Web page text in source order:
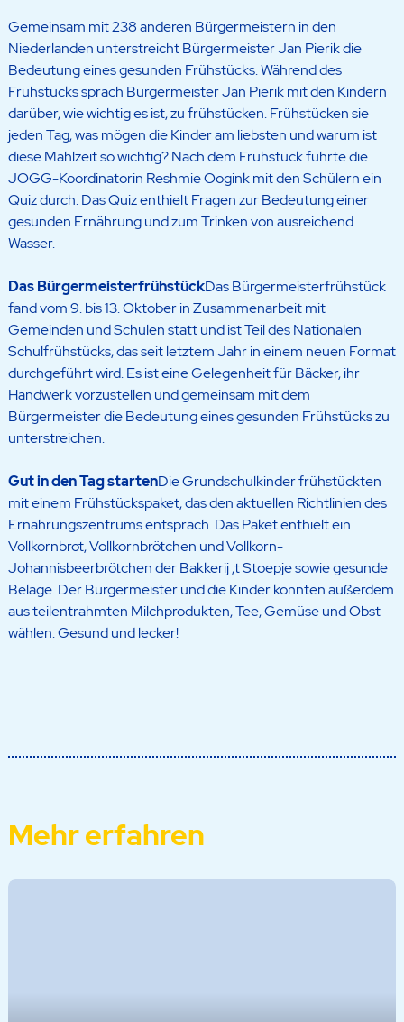
Gemeinsam mit 238 anderen Bürgermeistern in den
Niederlanden unterstreicht Bürgermeister Jan Pierik die
Bedeutung eines gesunden Frühstücks. Während des
Frühstücks sprach Bürgermeister Jan Pierik mit den Kindern
darüber, wie wichtig es ist, zu frühstücken. Frühstücken sie
jeden Tag, was mögen die Kinder am liebsten und warum ist
diese Mahlzeit so wichtig? Nach dem Frühstück führte die
JOGG-Koordinatorin Reshmie Oogink mit den Schülern ein
Quiz durch. Das Quiz enthielt Fragen zur Bedeutung einer
gesunden Ernährung und zum Trinken von ausreichend
Wasser.
Das BürgermeisterfrühstückDas Bürgermeisterfrühstück
fand vom 9. bis 13. Oktober in Zusammenarbeit mit
Gemeinden und Schulen statt und ist Teil des Nationalen
Schulfrühstücks, das seit letztem Jahr in einem neuen Format
durchgeführt wird. Es ist eine Gelegenheit für Bäcker, ihr
Handwerk vorzustellen und gemeinsam mit dem
Bürgermeister die Bedeutung eines gesunden Frühstücks zu
unterstreichen.
Gut in den Tag startenDie Grundschulkinder frühstückten
mit einem Frühstückspaket, das den aktuellen Richtlinien des
Ernährungszentrums entsprach. Das Paket enthielt ein
Vollkornbrot, Vollkornbrötchen und Vollkorn-
Johannisbeerbrötchen der Bakkerij ‚t Stoepje sowie gesunde
Beläge. Der Bürgermeister und die Kinder konnten außerdem
aus teilentrahmten Milchprodukten, Tee, Gemüse und Obst
wählen. Gesund und lecker!
Mehr erfahren